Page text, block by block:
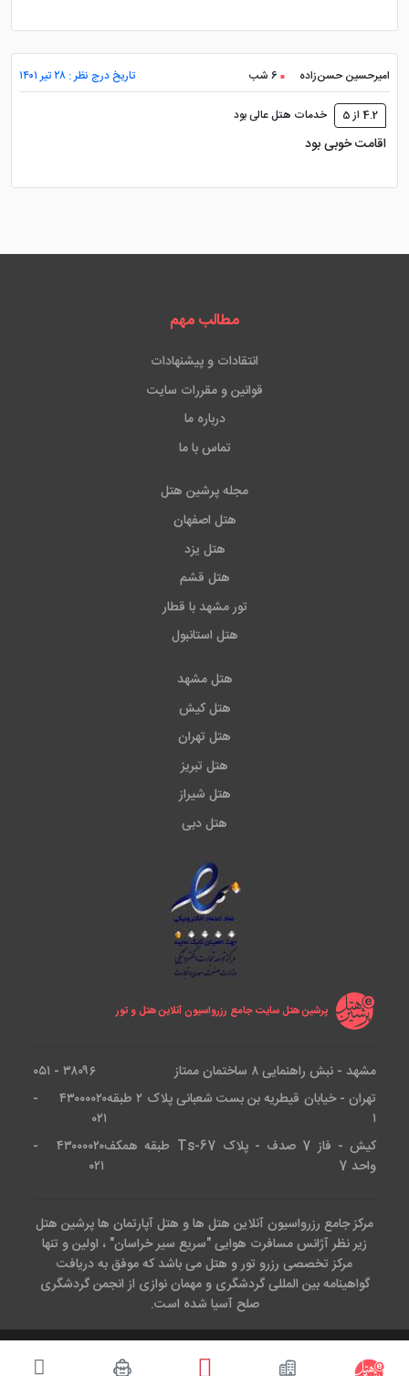
امیرحسین حسن‌زاده 6 شب تاریخ درج نظر : ۲۸ تیر ۱۴۰۱
4.2 از 5 خدمات هتل عالی بود
اقامت خوبی بود
مطالب مهم
انتقادات و پیشنهادات
قوانین و مقررات سایت
درباره ما
تماس با ما
مجله پرشین هتل
هتل اصفهان
هتل یزد
هتل قشم
تور مشهد با قطار
هتل استانبول
هتل مشهد
هتل کیش
هتل تهران
هتل تبریز
هتل شیراز
هتل دبی
پرشین هتل سایت جامع رزرواسیون آنلاین هتل و تور
مشهد - نبش راهنمایی ۸ ساختمان ممتاز
۳۸۰۹۶ - ۰۵۱
تهران - خیابان قیطریه بن بست شعبانی پلاک ۲ طبقه
۱
۴۳۰۰۰۰۲۰ -
۰۲۱
کیش - فاز 7 صدف - پلاک Ts-67 طبقه همکف
واحد 7
۴۳۰۰۰۰۲۰ -
۰۲۱
مرکز جامع رزرواسیون آنلاین هتل ها و هتل آپارتمان ها پرشین هتل
زیر نظر آژانس مسافرت هوایی "سریع سیر خراسان" ، اولین و تنها
مرکز تخصصی رزرو تور و هتل می باشد که موفق به دریافت
گواهینامه بین المللی گردشگری و مهمان نوازی از انجمن گردشگری
صلح آسیا شده است.
کلیه حقوق این وب سایت متعلق است به آژانس هواپیمایی سریع سیر.طراحی